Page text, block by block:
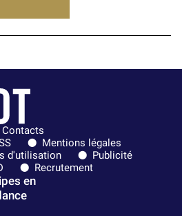
Contacts
Mentions légales
d'utilisation
Publicité
Recrutement
en